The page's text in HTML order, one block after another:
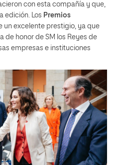
con esta compañía y que,
edición. Los Premios
un excelente prestigio, ya que
de honor de SM los Reyes de
empresas e instituciones